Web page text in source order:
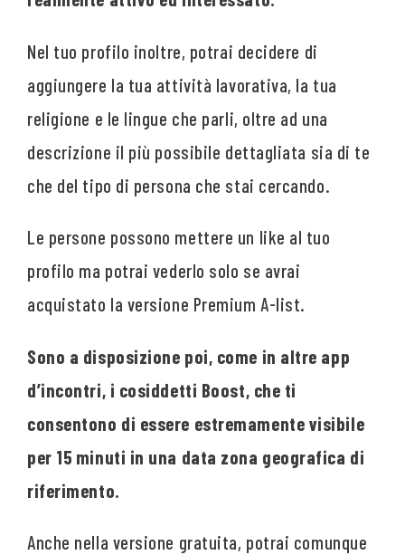
Nel tuo profilo inoltre, potrai decidere di
aggiungere la tua attività lavorativa, la tua
religione e le lingue che parli, oltre ad una
descrizione il più possibile dettagliata sia di te
che del tipo di persona che stai cercando.
Le persone possono mettere un like al tuo
profilo ma potrai vederlo solo se avrai
acquistato la versione Premium A-list.
Sono a disposizione poi, come in altre app
d’incontri, i cosiddetti Boost, che ti
consentono di essere estremamente visibile
per 15 minuti in una data zona geografica di
riferimento.
Anche nella versione gratuita, potrai comunque